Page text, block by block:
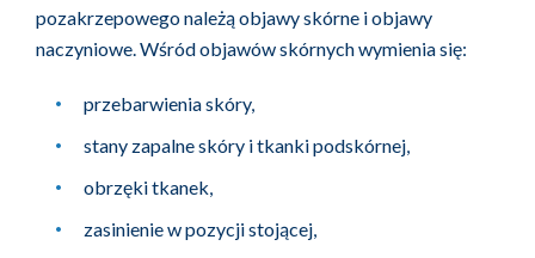
pozakrzepowego należą objawy skórne i objawy
naczyniowe. Wśród objawów skórnych wymienia się:
przebarwienia skóry,
stany zapalne skóry i tkanki podskórnej,
obrzęki tkanek,
zasinienie w pozycji stojącej,